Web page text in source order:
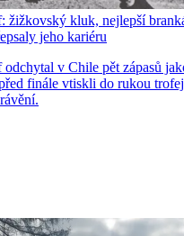
žižkovský kluk, nejlepší
jeho kariéru
v Chile pět zápasů
finále vtiskli do rukou